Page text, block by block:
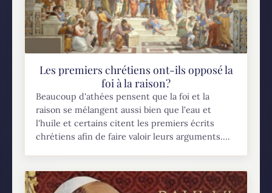
Les premiers chrétiens ont-ils opposé la
foi à la raison?
Beaucoup d'athées pensent que la foi et la
raison se mélangent aussi bien que l’eau et
l'huile et certains citent les premiers écrits
chrétiens afin de faire valoir leurs arguments....